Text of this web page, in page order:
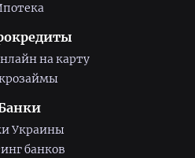
на карту
Украины
банков